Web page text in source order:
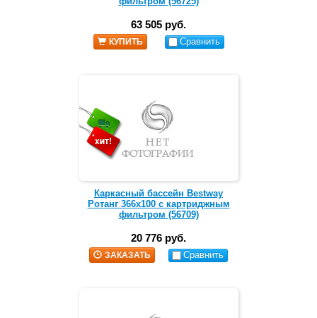
63 505 руб.
КУПИТЬ Сравнить
Каркасный бассейн Bestway
Ротанг 366х100 с картриджным
фильтром (56709)
20 776 руб.
ЗАКАЗАТЬ Сравнить